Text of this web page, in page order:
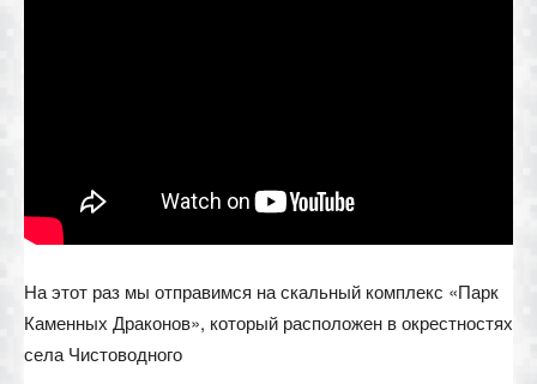
На этот раз мы отправимся на скальный комплекс «Парк
Каменных Драконов», который расположен в окрестностях
села Чистоводного